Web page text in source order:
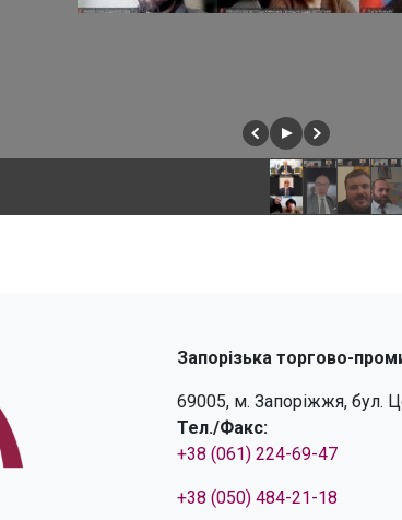
Запорізька торгово-
69005, м. Запоріжжя, бул.
Тел./Факс:
+38 (061) 224-69-47
+38 (050) 484-21-18